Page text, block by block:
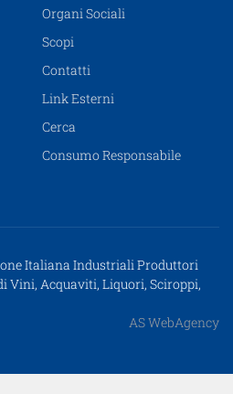
Organi Sociali
Scopi
Contatti
Link Esterni
Cerca
Consumo Responsabile
Italiana Industriali Produttori
Vini, Acquaviti, Liquori, Sciroppi,
AS WebAgency